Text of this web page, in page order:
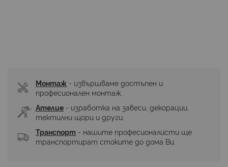
Монтаж - извършваме достъпен и
професионален монтаж.
Ателие - изработка на завеси, декорации,
тектилни щори и други.
Транспорт - нашите професионалисти ще
транспортират стоките до дома Ви.